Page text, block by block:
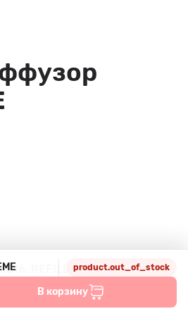
REFILL product.out_of_stock
В корзину